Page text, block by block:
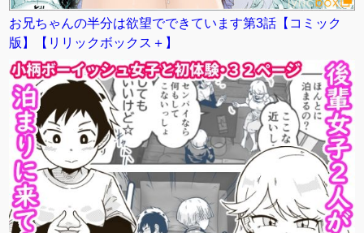
お兄ちゃんの半分は欲望でできています第3話【コミック
版】【リリックボックス＋】